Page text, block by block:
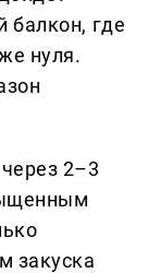
балкон, где
нуля.
2–3
закуска